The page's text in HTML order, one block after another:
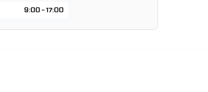
9:00 - 17:00